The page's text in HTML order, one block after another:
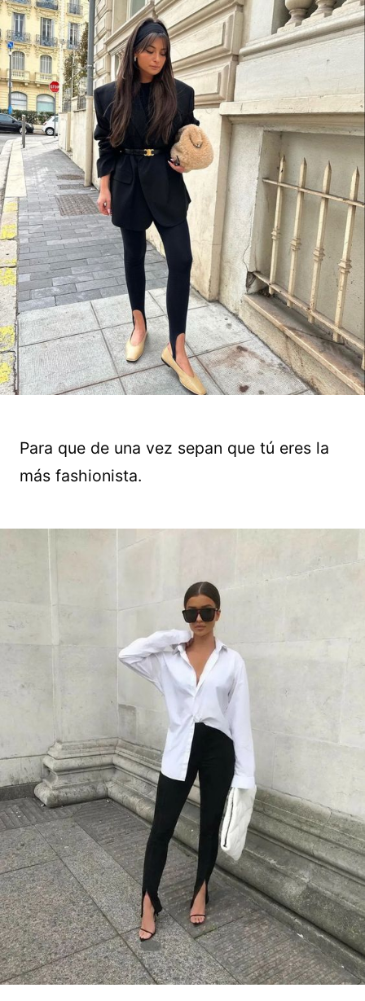
Para que de una vez sepan que tú eres la
más fashionista.